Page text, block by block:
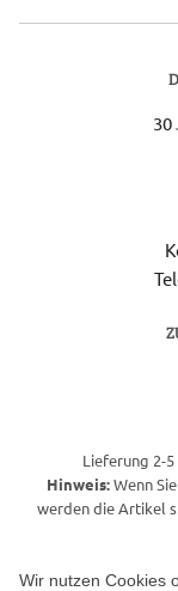
Wir nutzen Cookies
Lieferung 2-
Hinweis:Wenn
werden die Artikel